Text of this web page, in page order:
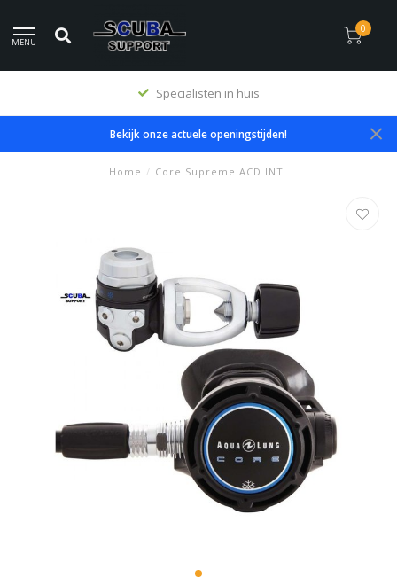
MENU
0
Specialisten in huis
Bekijk onze actuele openingstijden!
Home / Core Supreme ACD INT